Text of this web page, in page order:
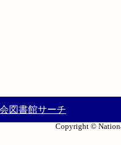
図書館サーチ
Copyright ©